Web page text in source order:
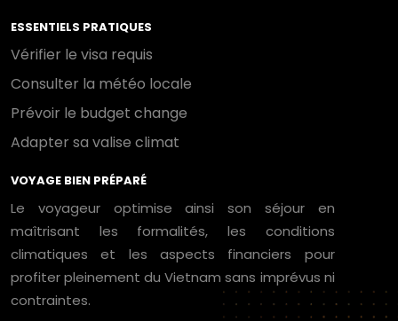
ESSENTIELS PRATIQUES
Vérifier le visa requis
Consulter la météo locale
Prévoir le budget change
Adapter sa valise climat
VOYAGE BIEN PRÉPARÉ
Le voyageur optimise ainsi son séjour en
maîtrisant les formalités, les conditions
climatiques et les aspects financiers pour
profiter pleinement du Vietnam sans imprévus ni
contraintes.